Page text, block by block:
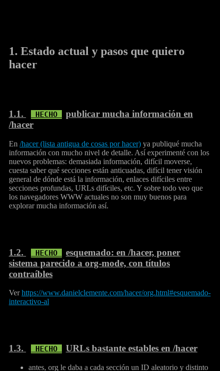
1. Estado actual y pasos que quiero
hacer
1.1.
publicar mucha información en
/hacer
En /hacer (lista antigua de cosas por hacer)ya publiqué mucha
información con mucho nivel de detalle. Así experimenté con los
nuevos problemas: demasiada información, difícil moverse,
cuesta saber qué secciones están anticuadas, difícil tener visión
general de dónde está la información, enlaces difíciles entre
secciones profundas, URLs difíciles, etc. Y sobre todo veo que
los navegadores WWW actuales no son muy buenos para
explorar mucha información así.
1.2.
esquemado: en /hacer, poner
sistema parecido a org-mode, con títulos
contraíbles
Verhttps://www.danielclemente.com/hacer/org.html#esquemado-
interactivo-al
1.3. URLs bastante estables en /hacer
antes, org le daba a cada sección un ID aleatorio y distinto